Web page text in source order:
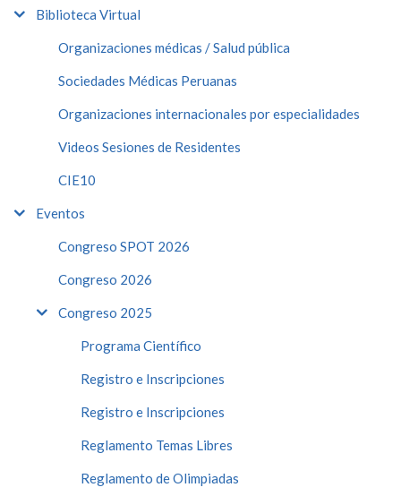
Biblioteca Virtual
Organizaciones médicas / Salud pública
Sociedades Médicas Peruanas
Organizaciones internacionales por especialidades
Videos Sesiones de Residentes
CIE10
Eventos
Congreso SPOT 2026
Congreso 2026
Congreso 2025
Programa Científico
Registro e Inscripciones
Registro e Inscripciones
Reglamento Temas Libres
Reglamento de Olimpiadas